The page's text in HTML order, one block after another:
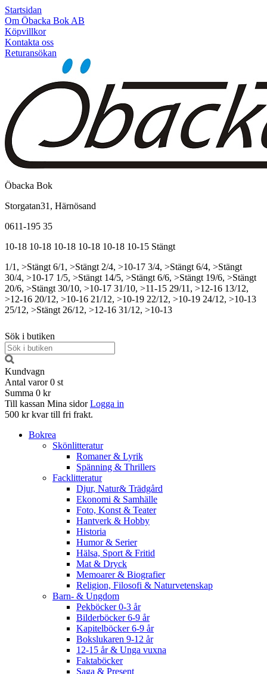
Startsidan
Om Öbacka Bok AB
Köpvillkor
Kontakta oss
Returansökan
Öbacka Bok
Storgatan31, Härnösand
0611-195 35
10-18 10-18 10-18 10-18 10-18 10-15 Stängt
1/1, >Stängt 6/1, >Stängt 2/4, >10-17 3/4, >Stängt 6/4, >Stängt
30/4, >10-17 1/5, >Stängt 14/5, >Stängt 6/6, >Stängt 19/6, >Stängt
20/6, >Stängt 30/10, >10-17 31/10, >11-15 29/11, >12-16 13/12,
>12-16 20/12, >10-16 21/12, >10-19 22/12, >10-19 24/12, >10-13
25/12, >Stängt 26/12, >12-16 31/12, >10-13
Sök i butiken
Kundvagn
Antal varor 0 st
Summa 0 kr
Till kassan Mina sidor Logga in
500 kr kvar till fri frakt.
Bokrea
Skönlitteratur
Romaner & Lyrik
Spänning & Thrillers
Facklitteratur
Djur, Natur& Trädgård
Ekonomi & Samhälle
Foto, Konst & Teater
Hantverk & Hobby
Historia
Humor & Serier
Hälsa, Sport & Fritid
Mat & Dryck
Memoarer & Biografier
Religion, Filosofi & Naturvetenskap
Barn- & Ungdom
Pekböcker 0-3 år
Bilderböcker 6-9 år
Kapitelböcker 6-9 år
Bokslukaren 9-12 år
12-15 år & Unga vuxna
Faktaböcker
Saga & Present